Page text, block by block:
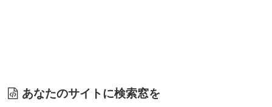
あなたのサイトに検索窓を